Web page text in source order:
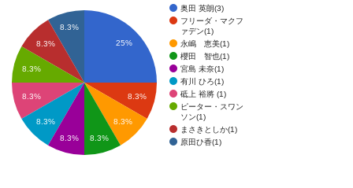
奥田 英朗(3)
フリーダ・マクフ
ァデン(1)
永嶋 恵美(1)
櫻田 智也(1)
宮島 未奈(1)
有川 ひろ(1)
砥上 裕將 (1)
ピーター・スワン
ソン(1)
まさきとしか(1)
原田ひ香(1)
25%
8.3%
8.3%
8.3%
8.3%
8.3%
8.3%
8.3%
8.3%
8.3%